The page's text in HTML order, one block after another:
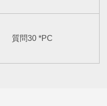
質問30 *PC